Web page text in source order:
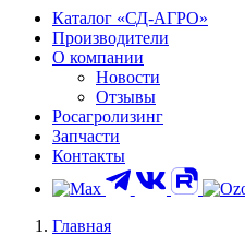
Каталог «СД-АГРО»
Производители
О компании
Новости
Отзывы
Росагролизинг
Запчасти
Контакты